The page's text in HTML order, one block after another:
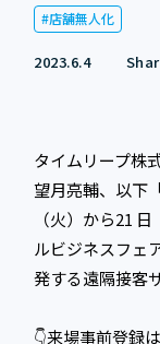
店舗無人化
2023.6.4
タイムリープ株
望月亮輔、以下
（火）から21
ルビジネスフェ
発する遠隔接客
👇来場事前登録